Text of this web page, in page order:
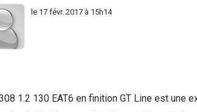
le 17 févr. 2017 à 15h14
1.2 130 EAT6 en finition GT Line est une